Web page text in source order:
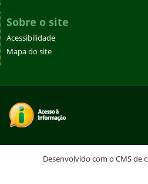
Sobre o site
Acessibilidade
Mapa do site
Desenvolvido com o CMS de